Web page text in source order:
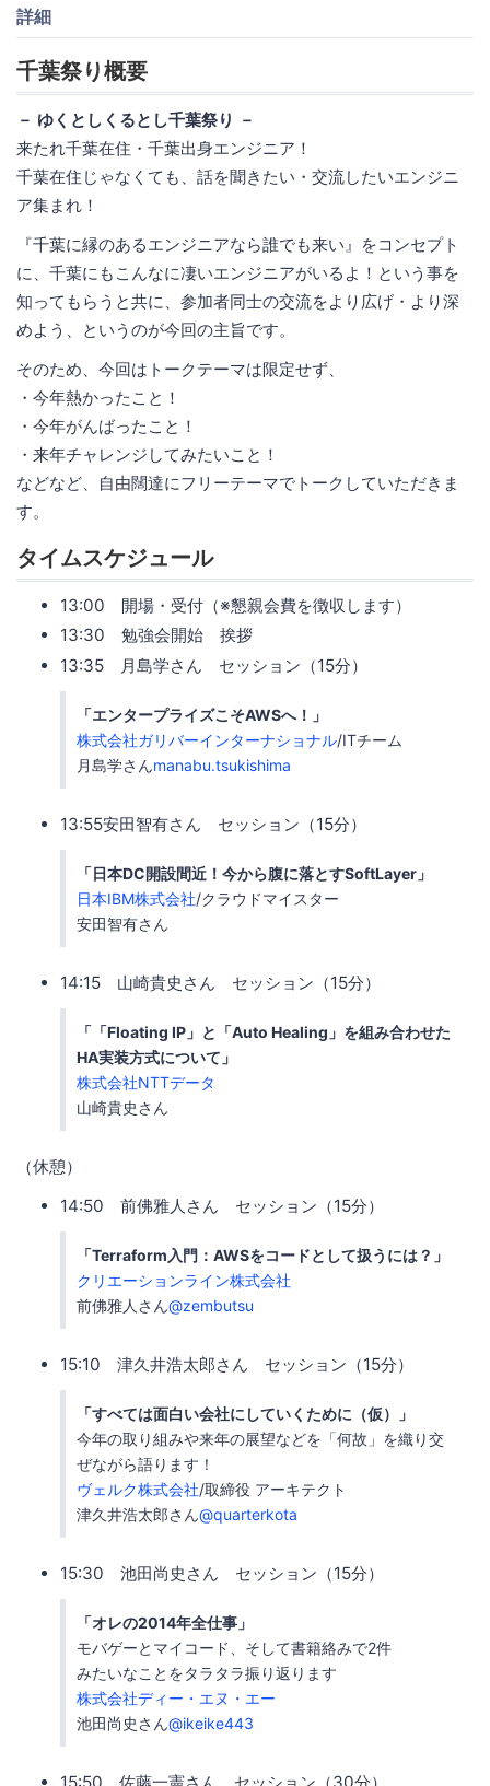
詳細
千葉祭り概要
－ ゆくとしくるとし千葉祭り －
来たれ千葉在住・千葉出身エンジニア！
千葉在住じゃなくても、話を聞きたい・交流したいエンジニ
ア集まれ！
『千葉に縁のあるエンジニアなら誰でも来い』をコンセプト
に、千葉にもこんなに凄いエンジニアがいるよ！という事を
知ってもらうと共に、参加者同士の交流をより広げ・より深
めよう、というのが今回の主旨です。
そのため、今回はトークテーマは限定せず、
・今年熱かったこと！
・今年がんばったこと！
・来年チャレンジしてみたいこと！
などなど、自由闊達にフリーテーマでトークしていただきま
す。
タイムスケジュール
13:00 開場・受付（※懇親会費を徴収します）
13:30 勉強会開始 挨拶
13:35 月島学さん セッション（15分）
「エンタープライズこそAWSへ！」
株式会社ガリバーインターナショナル/ITチーム
月島学さんmanabu.tsukishima
13:55安田智有さん セッション（15分）
「日本DC開設間近！今から腹に落とすSoftLayer」
日本IBM株式会社/クラウドマイスター
安田智有さん
14:15 山崎貴史さん セッション（15分）
「「Floating IP」と「Auto Healing」を組み合わせた
HA実装方式について」
株式会社NTTデータ
山崎貴史さん
（休憩）
14:50 前佛雅人さん セッション（15分）
「Terraform入門：AWSをコードとして扱うには？」
クリエーションライン株式会社
前佛雅人さん@zembutsu
15:10 津久井浩太郎さん セッション（15分）
「すべては面白い会社にしていくために（仮）」
今年の取り組みや来年の展望などを「何故」を織り交
ぜながら語ります！
ヴェルク株式会社/取締役 アーキテクト
津久井浩太郎さん@quarterkota
15:30 池田尚史さん セッション（15分）
「オレの2014年全仕事」
モバゲーとマイコード、そして書籍絡みで2件
みたいなことをタラタラ振り返ります
株式会社ディー・エヌ・エー
池田尚史さん@ikeike443